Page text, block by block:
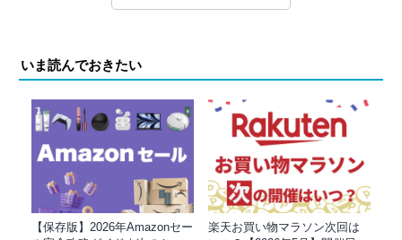
いま読んでおきたい
【保存版】2026年Amazonセー
楽天お買い物マラソン次回は